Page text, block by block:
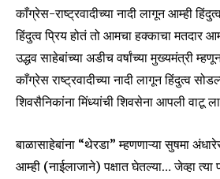
काँग्रेस-राष्ट्रवादीच्या नादी लागून आम्ही
हिंदुत्व प्रिय होतं तो आमचा हक्काचा मतदार
उद्धव साहेबांच्या अडीच वर्षांच्या मुख्यमंत्री
काँग्रेस राष्ट्रवादीच्या नादी लागून हिंदुत्व
शिवसैनिकांना मिंध्यांची शिवसेना आपली वाटू
बाळासाहेबांना “थेरडा” म्हणणाऱ्या सुषमा
आम्ही (नाईलाजाने) पक्षात घेतल्या… जेव्हा त्या